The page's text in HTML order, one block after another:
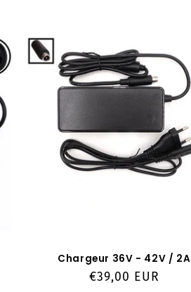
Chargeur 36V - 42V / 2A
Prix
€39,00 EUR